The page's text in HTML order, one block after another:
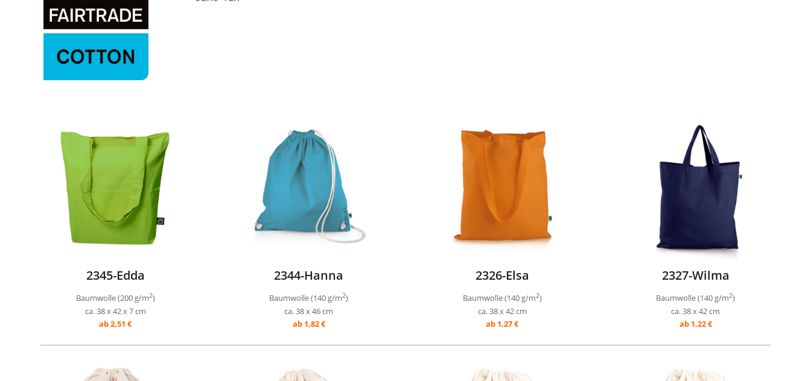
2345-Edda
Baumwolle (200 g/m2)
ca. 38 x 42 x 7 cm
ab 2,51 €
2344-Hanna
Baumwolle (140 g/m2)
ca. 38 x 46 cm
ab 1,82 €
2326-Elsa
Baumwolle (140 g/m2)
ca. 38 x 42 cm
ab 1,27 €
2327-Wilma
Baumwolle (140 g/m2)
ca. 38 x 42 cm
ab 1,22 €